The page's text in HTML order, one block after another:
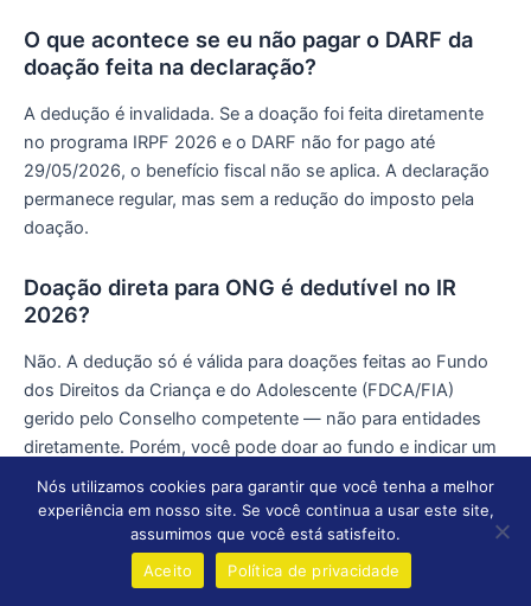
O que acontece se eu não pagar o DARF da
doação feita na declaração?
A dedução é invalidada. Se a doação foi feita diretamente
no programa IRPF 2026 e o DARF não for pago até
29/05/2026, o benefício fiscal não se aplica. A declaração
permanece regular, mas sem a redução do imposto pela
doação.
Doação direta para ONG é dedutível no IR
2026?
Não. A dedução só é válida para doações feitas ao Fundo
dos Direitos da Criança e do Adolescente (FDCA/FIA)
gerido pelo Conselho competente — não para entidades
diretamente. Porém, você pode doar ao fundo e indicar um
projeto de ONG aprovada pelo conselho como destinatário.
📤 Compartilhe e ajude alguém a redirecionar parte
do IR para crianças em vulnerabilidade:
Nós utilizamos cookies para garantir que você tenha a melhor
experiência em nosso site. Se você continua a usar este site,
assumimos que você está satisfeito.
Aceito
Política de privacidade